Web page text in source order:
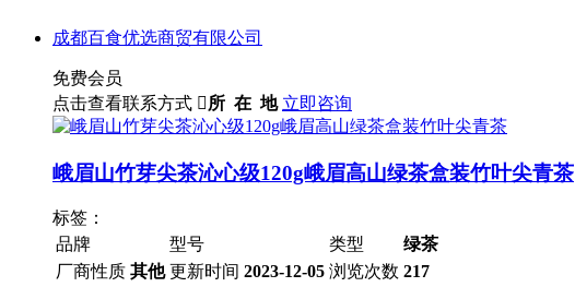
成都百食优选商贸有限公司
免费会员
点击查看联系方式 所 在 地 立即咨询
峨眉山竹芽尖茶沁心级120g峨眉高山绿茶盒装竹叶尖青茶
标签：
品牌
型号 类型
绿茶
厂商性质 其他 更新时间 2023-12-05 浏览次数 217